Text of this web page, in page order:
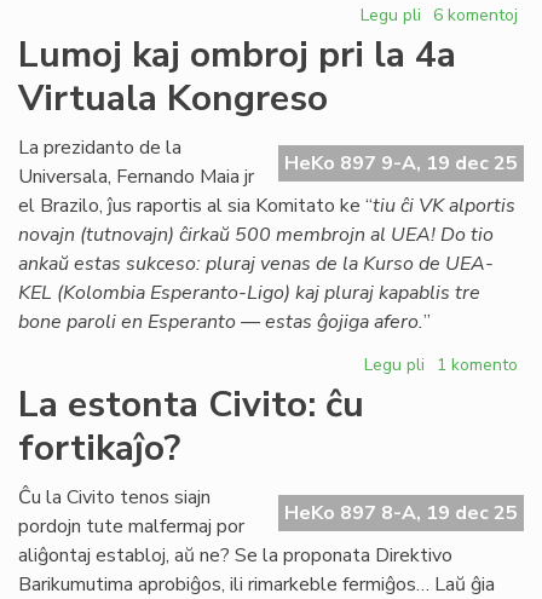
Legu pli pri
TEJO
diskutas
Israelo
kaj
Hamas
6 komentoj
Lumoj kaj ombroj pri la 4a
Virtuala Kongreso
HeKo 897 9-A, 19 dec 25
La prezidanto de la
Universala, Fernando Maia jr
el Brazilo, ĵus raportis al sia Komitato ke “tiu ĉi VK alportis
novajn (tutnovajn) ĉirkaŭ 500 membrojn al UEA! Do tio
ankaŭ estas sukceso: pluraj venas de la Kurso de UEA-
KEL (Kolombia Esperanto-Ligo) kaj pluraj kapablis tre
bone paroli en Esperanto — estas ĝojiga afero.”
Legu pli pri
la
4a
Virtuala
Kongreso
1 komento
La estonta Civito: ĉu
fortikaĵo?
HeKo 897 8-A, 19 dec 25
Ĉu la Civito tenos siajn
pordojn tute malfermaj por
aliĝontaj establoj, aŭ ne? Se la proponata Direktivo
Barikumutima aprobiĝos, ili rimarkeble fermiĝos… Laŭ ĝia